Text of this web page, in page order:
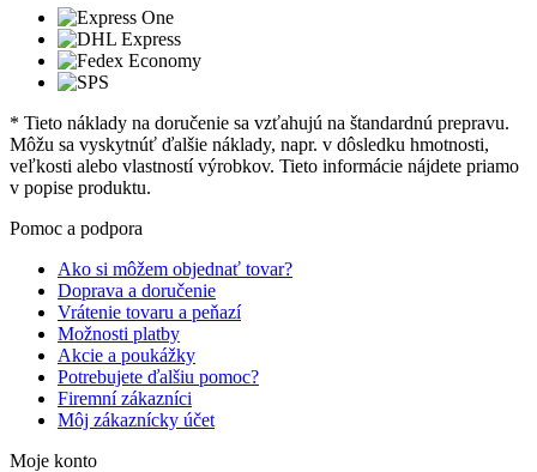
* Tieto náklady na doručenie sa vzťahujú na štandardnú prepravu.
Môžu sa vyskytnúť ďalšie náklady, napr. v dôsledku hmotnosti,
veľkosti alebo vlastností výrobkov. Tieto informácie nájdete priamo
v popise produktu.
Pomoc a podpora
Ako si môžem objednať tovar?
Doprava a doručenie
Vrátenie tovaru a peňazí
Možnosti platby
Akcie a poukážky
Potrebujete ďalšiu pomoc?
Firemní zákazníci
Môj zákaznícky účet
Moje konto